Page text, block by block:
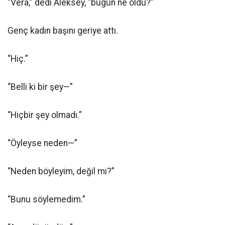
“Vera,” dedi Aleksey, “bugün ne oldu?”
Genç kadın başını geriye attı.
“Hiç.”
“Belli ki bir şey—”
“Hiçbir şey olmadı.”
“Öyleyse neden—”
“Neden böyleyim, değil mi?”
“Bunu söylemedim.”